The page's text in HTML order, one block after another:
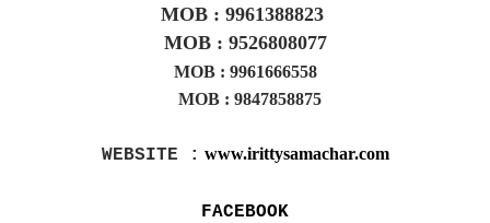
MOB : 9961388823
MOB : 9526808077
MOB : 9961666558
MOB : 9847858875
WEBSITE : www.irittysamachar.com
FACEBOOK